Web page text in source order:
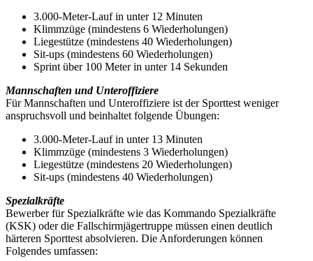
3.000-Meter-Lauf in unter 12 Minuten
Klimmzüge (mindestens 6 Wiederholungen)
Liegestütze (mindestens 40 Wiederholungen)
Sit-ups (mindestens 60 Wiederholungen)
Sprint über 100 Meter in unter 14 Sekunden
Mannschaften und Unteroffiziere
Für Mannschaften und Unteroffiziere ist der Sporttest weniger
anspruchsvoll und beinhaltet folgende Übungen:
3.000-Meter-Lauf in unter 13 Minuten
Klimmzüge (mindestens 3 Wiederholungen)
Liegestütze (mindestens 20 Wiederholungen)
Sit-ups (mindestens 40 Wiederholungen)
Spezialkräfte
Bewerber für Spezialkräfte wie das Kommando Spezialkräfte
(KSK) oder die Fallschirmjägertruppe müssen einen deutlich
härteren Sporttest absolvieren. Die Anforderungen können
Folgendes umfassen: